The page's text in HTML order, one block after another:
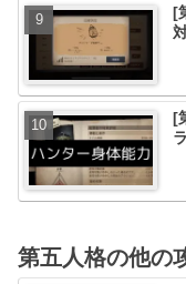
[
[
第五人格の他の